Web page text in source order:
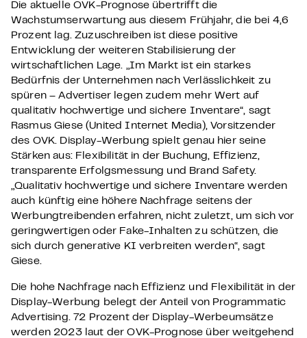
Die aktuelle OVK-Prognose übertrifft die
Wachstumserwartung aus diesem Frühjahr, die bei 4,6
Prozent lag. Zuzuschreiben ist diese positive
Entwicklung der weiteren Stabilisierung der
wirtschaftlichen Lage. „Im Markt ist ein starkes
Bedürfnis der Unternehmen nach Verlässlichkeit zu
spüren – Advertiser legen zudem mehr Wert auf
qualitativ hochwertige und sichere Inventare“, sagt
Rasmus Giese (United Internet Media), Vorsitzender
des OVK. Display-Werbung spielt genau hier seine
Stärken aus: Flexibilität in der Buchung, Effizienz,
transparente Erfolgsmessung und Brand Safety.
„Qualitativ hochwertige und sichere Inventare werden
auch künftig eine höhere Nachfrage seitens der
Werbungtreibenden erfahren, nicht zuletzt, um sich vor
geringwertigen oder Fake-Inhalten zu schützen, die
sich durch generative KI verbreiten werden“, sagt
Giese.
Die hohe Nachfrage nach Effizienz und Flexibilität in der
Display-Werbung belegt der Anteil von Programmatic
Advertising. 72 Prozent der Display-Werbeumsätze
werden 2023 laut der OVK-Prognose über weitgehend